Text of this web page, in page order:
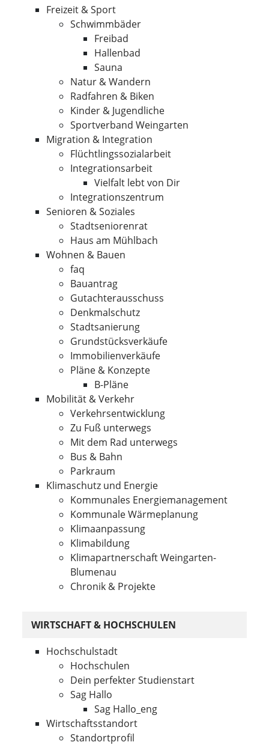
Freizeit & Sport
Schwimmbäder
Freibad
Hallenbad
Sauna
Natur & Wandern
Radfahren & Biken
Kinder & Jugendliche
Sportverband Weingarten
Migration & Integration
Flüchtlingssozialarbeit
Integrationsarbeit
Vielfalt lebt von Dir
Integrationszentrum
Senioren & Soziales
Stadtseniorenrat
Haus am Mühlbach
Wohnen & Bauen
faq
Bauantrag
Gutachterausschuss
Denkmalschutz
Stadtsanierung
Grundstücksverkäufe
Immobilienverkäufe
Pläne & Konzepte
B-Pläne
Mobilität & Verkehr
Verkehrsentwicklung
Zu Fuß unterwegs
Mit dem Rad unterwegs
Bus & Bahn
Parkraum
Klimaschutz und Energie
Kommunales Energiemanagement
Kommunale Wärmeplanung
Klimaanpassung
Klimabildung
Klimapartnerschaft Weingarten-
Blumenau
Chronik & Projekte
WIRTSCHAFT & HOCHSCHULEN
Hochschulstadt
Hochschulen
Dein perfekter Studienstart
Sag Hallo
Sag Hallo_eng
Wirtschaftsstandort
Standortprofil